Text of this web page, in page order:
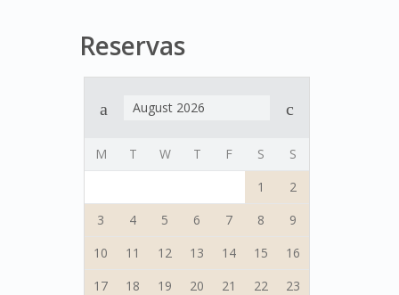
Reservas
August 2026
M T W T F S
S
1
2
3
4 5 6 7 8
9
10
11 12 13 14 15
16
17
18 19 20 21 22
23